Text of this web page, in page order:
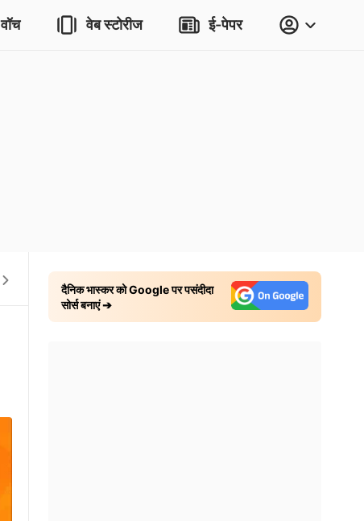
वॉच वेब स्टोरीज ई-पेपर
बारिश का मौसम संसद- मानसून सत्र
दैनिक भास्कर को Google पर पसंदीदा
सोर्स बनाएं ➔